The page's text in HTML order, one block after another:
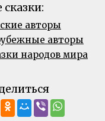
сказки:
авторы
авторы
народов мира